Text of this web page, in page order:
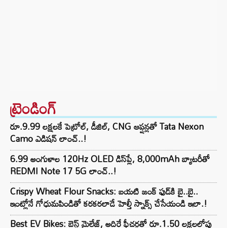
ట్రెండింగ్‌
రూ.9.99 లక్షలకే పెట్రోల్, డీజిల్, CNG ఆప్షన్లతో Tata Nexon
Camo ఎడిషన్ లాంచ్..!
6.99 అంగుళాల 120Hz OLED డిస్‌ప్లే, 8,000mAh బ్యాటరీతో
REDMI Note 17 5G లాంచ్..!
Crispy Wheat Flour Snacks: బయటి జంక్ ఫుడ్‌కి బై..బై..
ఇంట్లోనే గోధుమపిండితో కరకరలాడే హెల్తీ స్నాక్స్ చేసేయండి ఇలా.!
Best EV Bikes: బెస్ట్ మైలేజ్, అదిరే ఫీచర్లతో రూ.1.50 లక్షలలోపు